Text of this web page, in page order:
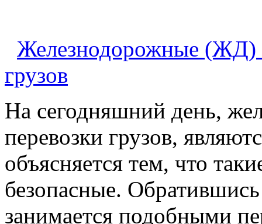
Железнодорожные (ЖД)
грузов
На сегодняшний день,
перевозки грузов,
объясняется тем, что
безопасные.
занимается подобными